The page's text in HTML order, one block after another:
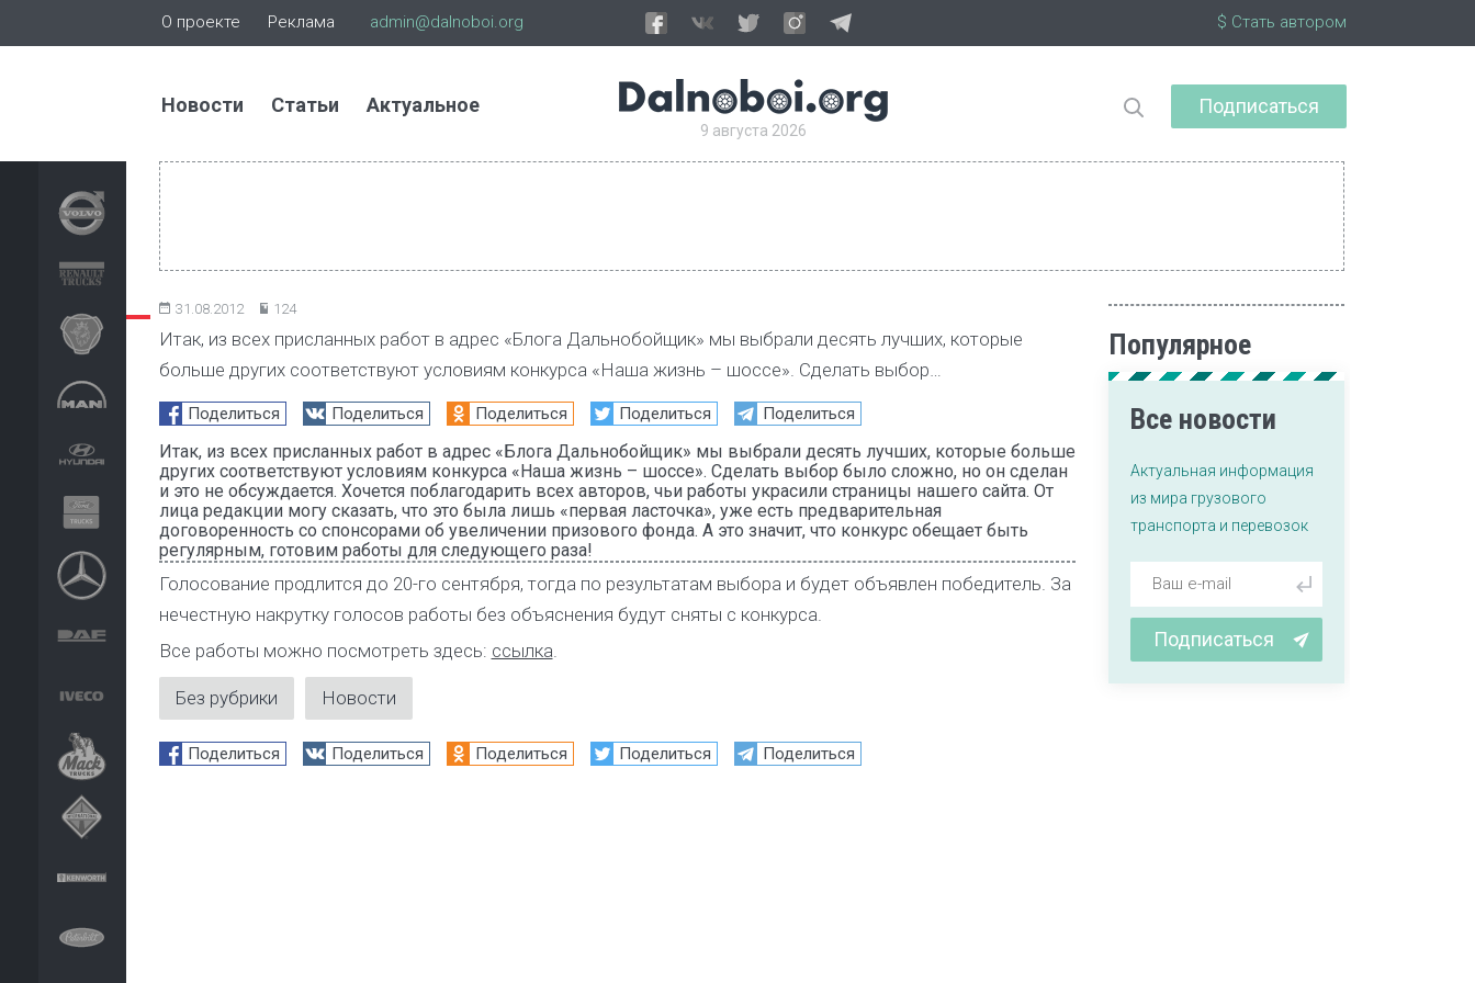
О проекте Реклама admin@dalnoboi.org $ Стать автором
Новости Статьи Актуальное
9 августа 2026
Подписаться
31.08.2012 124
Итак, из всех присланных работ в адрес «Блога Дальнобойщик» мы выбрали десять лучших, которые
больше других соответствуют условиям конкурса «Наша жизнь – шоссе». Сделать выбор…
Поделиться Поделиться Поделиться Поделиться Поделиться
Итак, из всех присланных работ в адрес «Блога Дальнобойщик» мы выбрали десять лучших, которые больше
других соответствуют условиям конкурса «Наша жизнь – шоссе». Сделать выбор было сложно, но он сделан
и это не обсуждается. Хочется поблагодарить всех авторов, чьи работы украсили страницы нашего сайта. От
лица редакции могу сказать, что это была лишь «первая ласточка», уже есть предварительная
договоренность со спонсорами об увеличении призового фонда. А это значит, что конкурс обещает быть
регулярным, готовим работы для следующего раза!
Голосование продлится до 20-го сентября, тогда по результатам выбора и будет объявлен победитель. За
нечестную накрутку голосов работы без объяснения будут сняты с конкурса.
Все работы можно посмотреть здесь: ссылка.
Без рубрики Новости
Поделиться Поделиться Поделиться Поделиться Поделиться
Популярное
Все новости
Актуальная информация
из мира грузового
транспорта и перевозок
Подписаться